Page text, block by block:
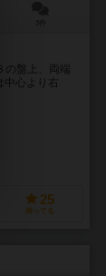
の盤上、両端
中心より右
25
持ってる